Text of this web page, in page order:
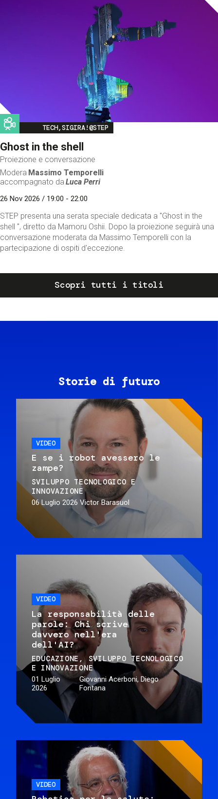
Image
TECH,SIGIRA!@STEP
Ghost in the shell
Proiezione e conversazione
Modera Massimo Temporelli
accompagnato da Luca Perri
26 Nov 2026 / 19:00 - 22:00
STEP presenta una serata speciale dedicata a "Ghost in the
shell ", diretto da Mamoru Oshii. Dopo la proiezione seguirà una
conversazione moderata da Massimo Temporelli con la
partecipazione di ospiti d'eccezione.
Scopri tutti i titoli
Storie di futuro
VIDEO
E se i robot avessero le
zampe?
SVILUPPO TECNOLOGICO E
INNOVAZIONE
06 Luglio 2026 Victor Barasuol
VIDEO
La responsabilità delle
parole: Chi scrive
davvero nell'era
dell'AI?
EDUCAZIONE
SVILUPPO TECNOLOGICO
E INNOVAZIONE
01 Luglio
2026
Giovanni Acerboni, Diego
Fontana
VIDEO